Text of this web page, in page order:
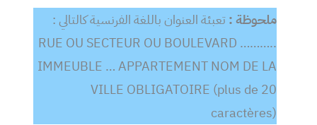
ملحوظة :تعبئة العنوان باللغة الفرنسية كالتالي :
RUE OU SECTEUR OU BOULEVARD ………..
IMMEUBLE … APPARTEMENT NOM DE LA
VILLE OBLIGATOIRE (plus de 20
caractères)